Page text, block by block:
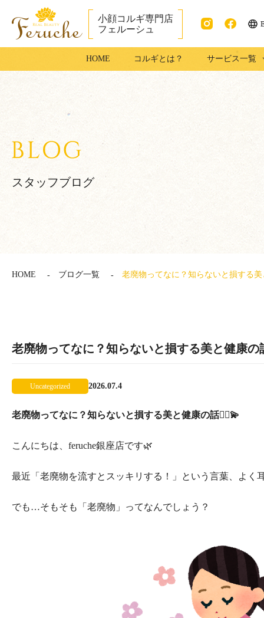
銀座で小顔コル
小顔コルギ専門店
フェルーシュ
ram
ook
HOME コルギとは？ サービス一覧
スタッフブログ
HOME ブログ一覧 老廃物ってなに？知らないと損する美
老廃物ってなに？知らないと損する美と健康の
Uncategorized 2026.07.4
老廃物ってなに？知らないと損する美と健康の話🧖‍♀️💫
こんにちは、feruche銀座店です🌿
最近「老廃物を流すとスッキリする！」という言葉、よく
でも…そもそも「老廃物」ってなんでしょう？